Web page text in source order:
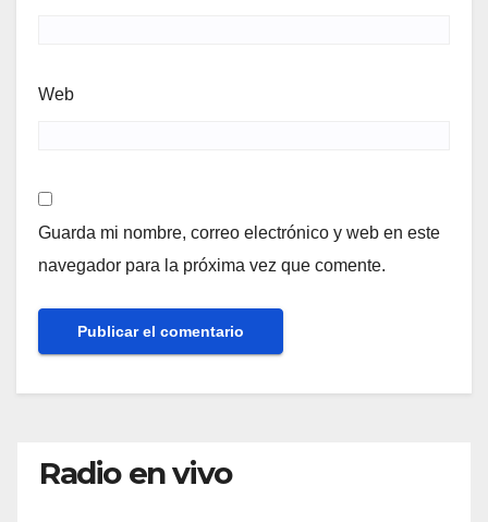
Web
Guarda mi nombre, correo electrónico y web en este
navegador para la próxima vez que comente.
Radio en vivo